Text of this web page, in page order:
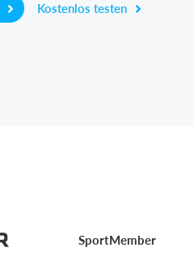
Kostenlos testen
SportMember